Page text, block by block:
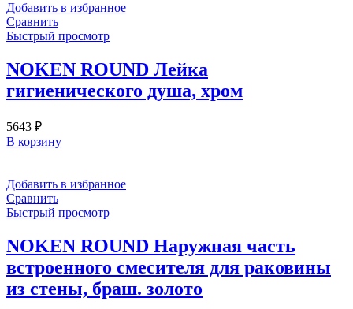
Добавить в избранное
Сравнить
Быстрый просмотр
NOKEN ROUND Лейка
гигиенического душа, хром
5643 ₽
В корзину
Добавить в избранное
Сравнить
Быстрый просмотр
NOKEN ROUND Наружная часть
встроенного смесителя для раковины
из стены, браш. золото